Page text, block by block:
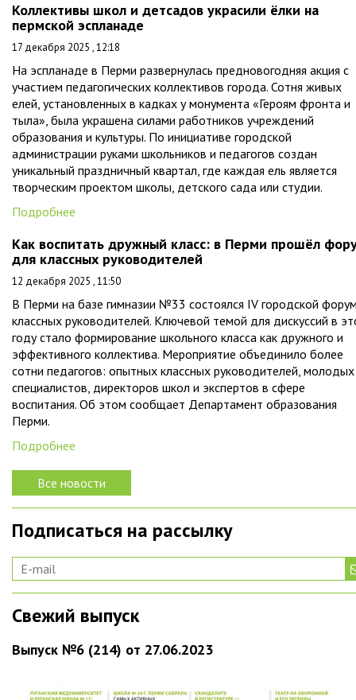
Коллективы школ и детсадов украсили ёлки на
пермской эспланаде
17 декабря 2025 , 12:18
На эспланаде в Перми развернулась предновогодняя акция с
участием педагогических коллективов города. Сотня живых
елей, установленных в кадках у монумента «Героям фронта и
тыла», была украшена силами работников учреждений
образования и культуры. По инициативе городской
администрации руками школьников и педагогов создан
уникальный праздничный квартал, где каждая ель является
творческим проектом школы, детского сада или студии.
Подробнее
Как воспитать дружный класс: в Перми прошёл
для классных руководителей
12 декабря 2025 , 11:50
В Перми на базе гимназии №33 состоялся IV городской
классных руководителей. Ключевой темой для дискуссий в
году стало формирование школьного класса как дружного и
эффективного коллектива. Мероприятие объединило более
сотни педагогов: опытных классных руководителей, молодых
специалистов, директоров школ и экспертов в сфере
воспитания. Об этом сообщает Департамент образования
Перми.
Подробнее
Все новости
Подписаться на рассылку
Свежий выпуск
Выпуск №6 (214) от 27.06.2023